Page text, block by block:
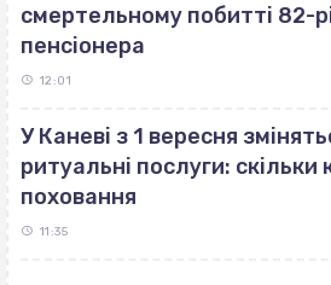
смертельному побитті 82-
пенсіонера
12:01
У Каневі з 1 вересня
ритуальні послуги:
поховання
11:35